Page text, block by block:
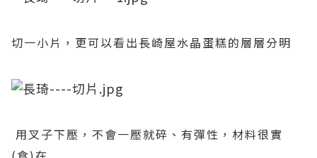
切一小片，更可以看出長崎屋水晶蛋糕的層層分明
用叉子下壓，不會一壓就碎、有彈性，材料很實